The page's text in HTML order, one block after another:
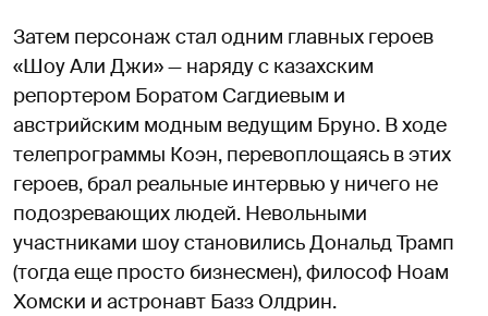
Затем персонаж стал одним главных героев
«Шоу Али Джи» — наряду с казахским
репортером Боратом Сагдиевым и
австрийским модным ведущим Бруно. В ходе
телепрограммы Коэн, перевоплощаясь в этих
героев, брал реальные интервью у ничего не
подозревающих людей. Невольными
участниками шоу становились Дональд Трамп
(тогда еще просто бизнесмен), философ Ноам
Хомски и астронавт Базз Олдрин.